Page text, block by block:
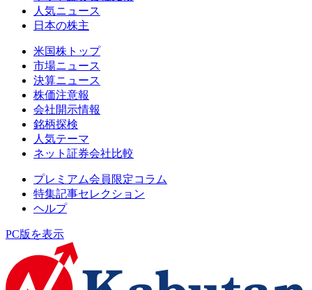
人気ニュース
日本の株主
米国株トップ
市場ニュース
決算ニュース
株価注意報
会社開示情報
銘柄探検
人気テーマ
ネット証券会社比較
プレミアム会員限定コラム
特集記事セレクション
ヘルプ
PC版を表示